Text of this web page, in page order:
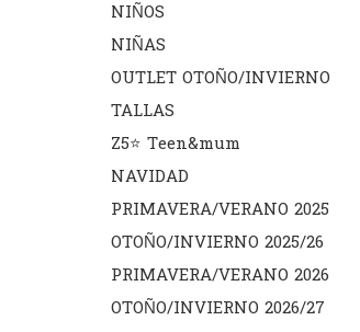
NIÑOS
NIÑAS
OUTLET OTOÑO/INVIERNO
TALLAS
Z5⭐️ Teen&mum
NAVIDAD
PRIMAVERA/VERANO 2025
OTOÑO/INVIERNO 2025/26
PRIMAVERA/VERANO 2026
OTOÑO/INVIERNO 2026/27